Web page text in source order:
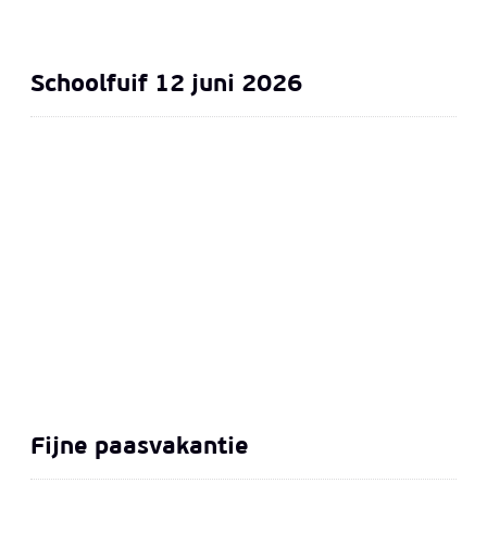
Schoolfuif 12 juni 2026
Fijne paasvakantie